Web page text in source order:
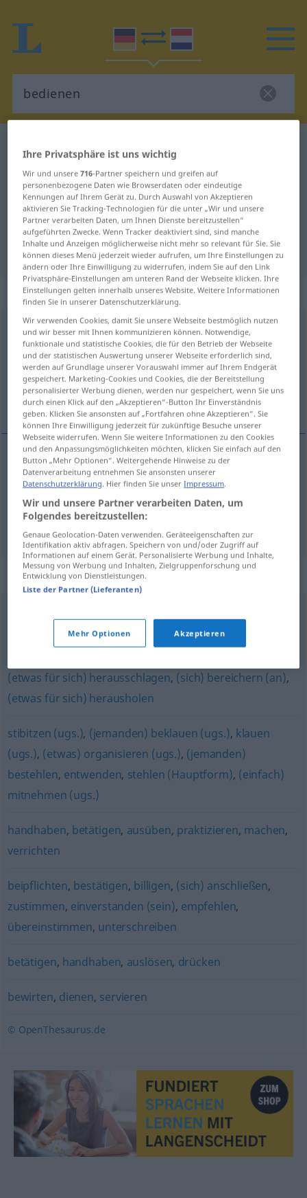
Deutsch-Niederländisch
Übersetzung für "bedienen"
"bedienen" Niederländisch
Übersetzung
„bedienen“
bedienen <bedienen>
Übersicht aller Übersetzungen
(Für mehr Details die Übersetzung anklicken/antippen)
bedienen, helpen
bedienen bedienen a. TECH
helpen bedienenKunden
Synonyme für "bedienen"
zugreifen,reinhauen (ugs.) zuschlagen,(sich) nehmen
zulangen
(etwas für sich) herausschlagen, (sich) bereichern (an),
(etwas für sich) herausholen
stibitzen (ugs.), (jemanden) beklauen (ugs.), klauen
(ugs.), (etwas) organisieren (ugs.), (jemanden)
bestehlen, entwenden, stehlen (Hauptform), (einfach)
mitnehmen (ugs.)
handhaben, betätigen, ausüben, praktizieren, machen,
verrichten
beipflichten, bestätigen, billigen, (sich) anschließen,
zustimmen, einverstanden (sein), empfehlen,
übereinstimmen, unterschreiben
betätigen, handhaben, auslösen, drücken
bewirten, dienen, servieren
© OpenThesaurus.de
Ihre Privatsphäre ist uns wichtig
Wir und unsere716-Partner speichern und greifen auf
personenbezogene Daten wie Browserdaten oder eindeutige
Kennungen auf Ihrem Gerät zu. Durch Auswahl von Akzeptieren
aktivieren Sie Tracking-Technologien für die unter „Wir und unsere
Partner verarbeiten Daten, um Ihnen Dienste bereitzustellen“
aufgeführten Zwecke. Wenn Tracker deaktiviert sind, sind manche
Inhalte und Anzeigen möglicherweise nicht mehr so relevant für Sie. Sie
können dieses Menü jederzeit wieder aufrufen, um Ihre Einstellungen zu
ändern oder Ihre Einwilligung zu widerrufen, indem Sie auf den Link
Privatsphäre-Einstellungen am unteren Rand der Webseite klicken. Ihre
Einstellungen gelten innerhalb unseres Website. Weitere Informationen
finden Sie in unserer Datenschutzerklärung.
Wir verwenden Cookies, damit Sie unsere Webseite bestmöglich nutzen
und wir besser mit Ihnen kommunizieren können. Notwendige,
funktionale und statistische Cookies, die für den Betrieb der Webseite
und der statistischen Auswertung unserer Webseite erforderlich sind,
werden auf Grundlage unserer Vorauswahl immer auf Ihrem Endgerät
gespeichert. Marketing-Cookies und Cookies, die der Bereitstellung
personalisierter Werbung dienen, werden nur gespeichert, wenn Sie uns
durch einen Klick auf den „Akzeptieren“-Button Ihr Einverständnis
geben. Klicken Sie ansonsten auf „Fortfahren ohne Akzeptieren“. Sie
können Ihre Einwilligung jederzeit für zukünftige Besuche unserer
Webseite widerrufen. Wenn Sie weitere Informationen zu den Cookies
und den Anpassungsmöglichkeiten möchten, klicken Sie einfach auf den
Button „Mehr Optionen“. Weitergehende Hinweise zu der
Datenverarbeitung entnehmen Sie ansonsten unserer
Datenschutzerklärung. Hier finden Sie unserImpressum.
Wir und unsere Partner verarbeiten Daten, um
Folgendes bereitzustellen:
Genaue Geolocation-Daten verwenden. Geräteeigenschaften zur
Identifikation aktiv abfragen. Speichern von und/oder Zugriff auf
Informationen auf einem Gerät. Personalisierte Werbung und Inhalte,
Messung von Werbung und Inhalten, Zielgruppenforschung und
Entwicklung von Dienstleistungen.
Liste der Partner (Lieferanten)
Mehr Optionen Akzeptieren